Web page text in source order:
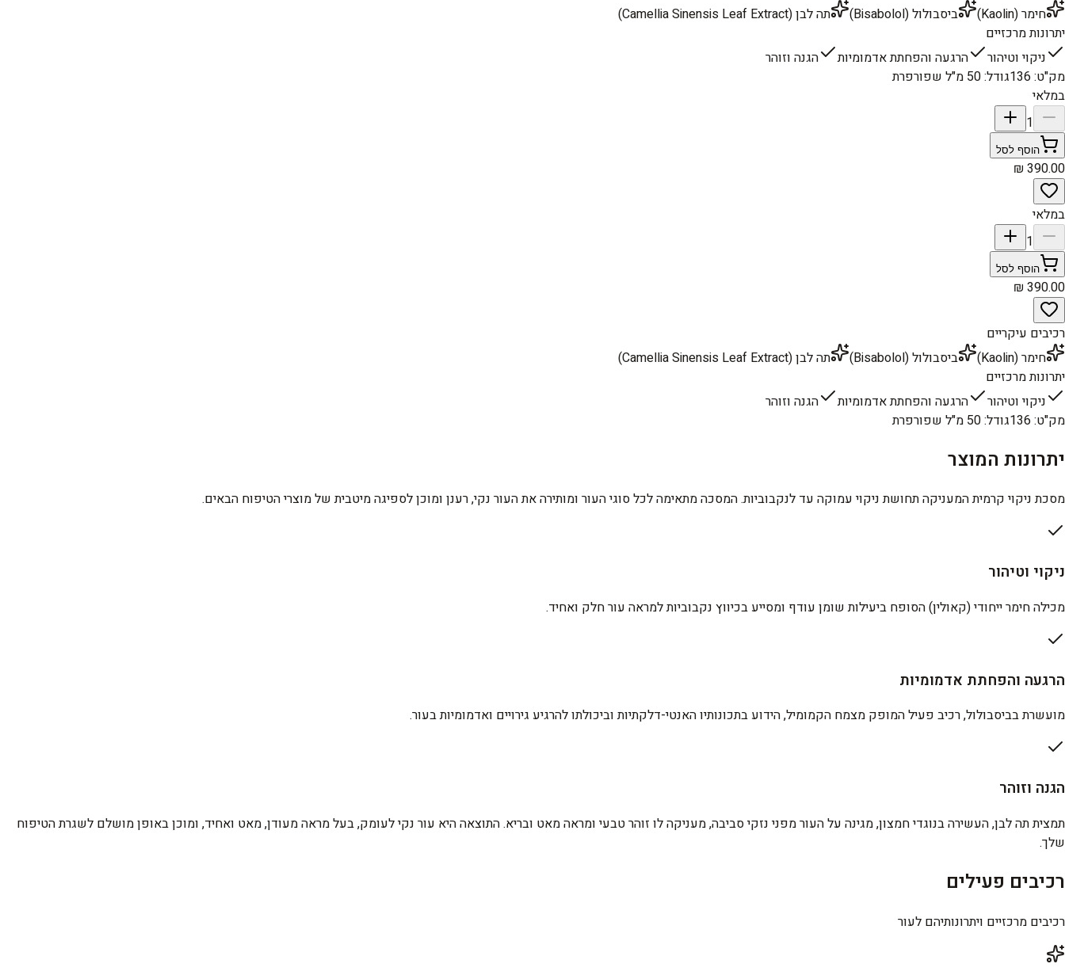
חימר (Kaolin)
ביסבולול (Bisabolol)
תה לבן (Camellia Sinensis Leaf Extract)
יתרונות מרכזיים
ניקוי וטיהור
הרגעה והפחתת אדמומיות
הגנה וזוהר
מק"ט:
136גודל:50 מ"ל שפורפרת
במלאי
1
הוסף לסל
במלאי
1
הוסף לסל
רכיבים עיקריים
חימר (Kaolin)
ביסבולול (Bisabolol)
תה לבן (Camellia Sinensis Leaf Extract)
יתרונות מרכזיים
ניקוי וטיהור
הרגעה והפחתת אדמומיות
הגנה וזוהר
מק"ט:
136גודל:50 מ"ל שפורפרת
יתרונות המוצר
מסכת ניקוי קרמית המעניקה תחושת ניקוי עמוקה עד לנקבוביות. המסכה מתאימה לכל סוגי העור ומותירה את העור נקי, רענן ומוכן לספיגה מיטבית של מוצרי הטיפוח הבאים.
ניקוי וטיהור
מכילה חימר ייחודי (קאולין) הסופח ביעילות שומן עודף ומסייע בכיווץ נקבוביות למראה עור חלק ואחיד.
הרגעה והפחתת אדמומיות
מועשרת בביסבולול, רכיב פעיל המופק מצמח הקמומיל, הידוע בתכונותיו האנטי-דלקתיות וביכולתו להרגיע גירויים ואדמומיות בעור.
הגנה וזוהר
תמצית תה לבן, העשירה בנוגדי חמצון, מגינה על העור מפני נזקי סביבה, מעניקה לו זוהר טבעי ומראה מאט ובריא. התוצאה היא עור נקי לעומק, בעל מראה מעודן, מאט ואחיד, ומוכן באופן מושלם לשגרת הטיפוח
שלך.
רכיבים פעילים
רכיבים מרכזיים ויתרונותיהם לעור